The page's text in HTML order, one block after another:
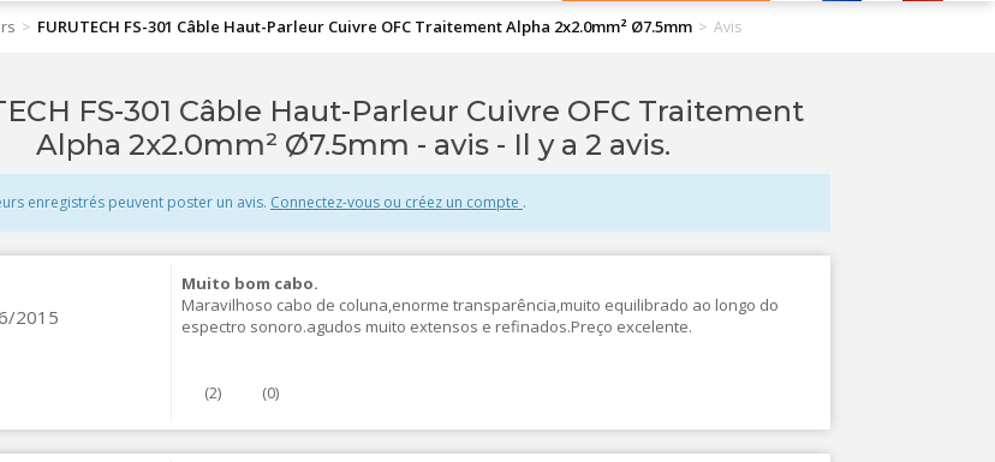
> FURUTECH FS-301 Câble Haut-Parleur Cuivre OFC Traitement Alpha 2x2.0mm² Ø7.5mm > Avis
FS-301 Câble Haut-Parleur Cuivre OFC Traitement
Alpha 2x2.0mm² Ø7.5mm - avis - Il y a 2 avis.
enregistrés peuvent poster un avis. Connectez-vous ou créez un compte .
2015
Muito bom cabo.
Maravilhoso cabo de coluna,enorme transparência,muito equilibrado ao longo do
espectro sonoro.agudos muito extensos e refinados.Preço excelente.
(2) (0)